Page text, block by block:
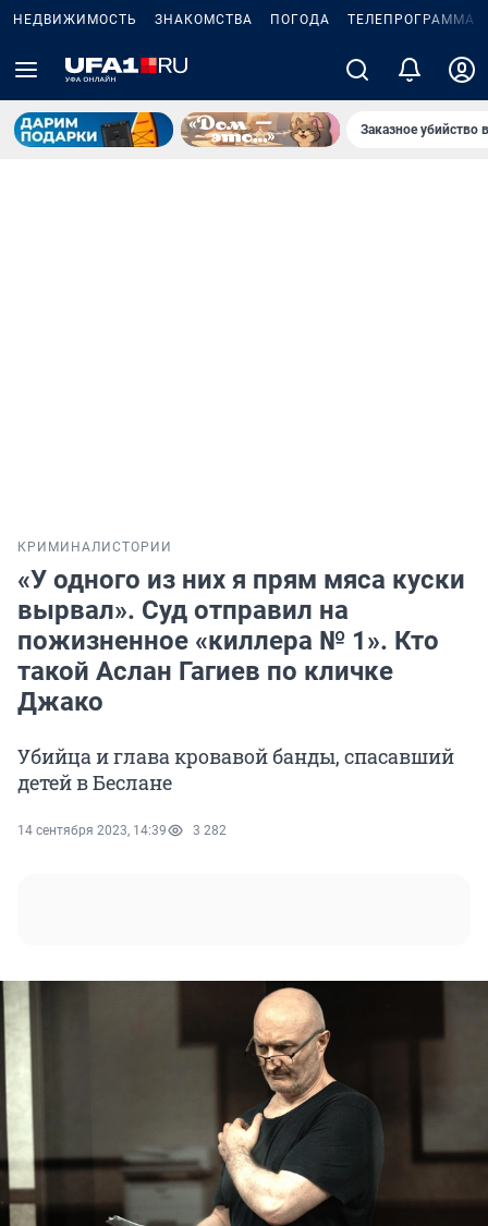
НЕДВИЖИМОСТЬ ЗНАКОМСТВА ПОГОДА ТЕЛЕПРОГРАММА
Заказное убийство
КРИМИНАЛ ИСТОРИИ
«У одного из них я прям мяса куски
вырвал». Суд отправил на
пожизненное «киллера № 1». Кто
такой Аслан Гагиев по кличке
Джако
Убийца и глава кровавой банды, спасавший
детей в Беслане
14 сентября 2023, 14:39 3 282